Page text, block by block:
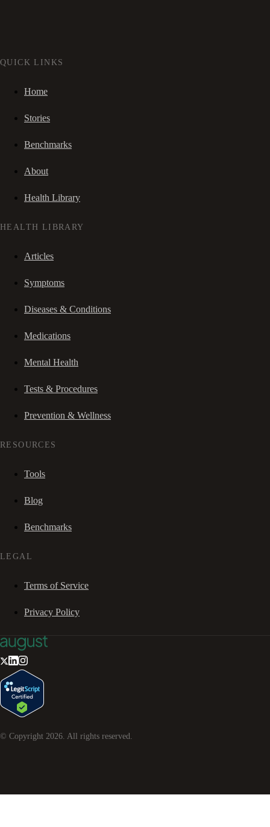
QUICK LINKS
Home
Stories
Benchmarks
About
Health Library
HEALTH LIBRARY
Articles
Symptoms
Diseases & Conditions
Medications
Mental Health
Tests & Procedures
Prevention & Wellness
RESOURCES
Tools
Blog
Benchmarks
LEGAL
Terms of Service
Privacy Policy
© Copyright 2026 . All rights reserved.